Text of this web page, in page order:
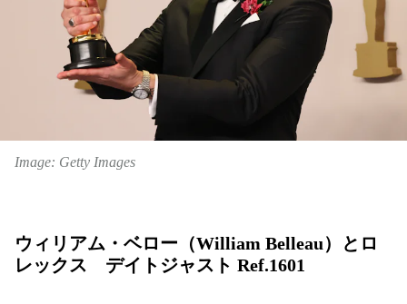
Image: Getty Images
ウィリアム・ベロー（William Belleau）とロ
レックス デイトジャスト Ref.1601